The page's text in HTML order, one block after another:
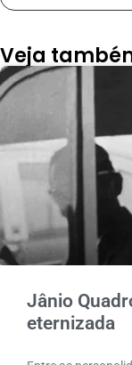
Veja
Jânio
eternizada